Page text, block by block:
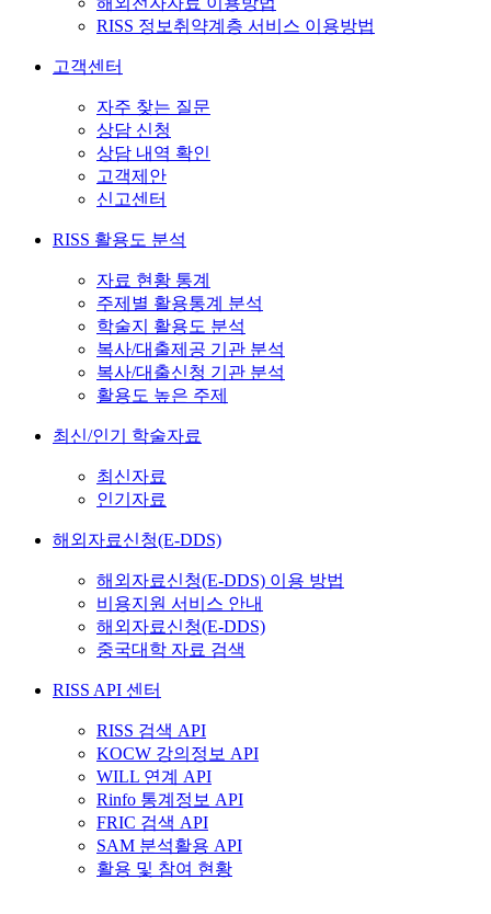
RISS 정보취약계층 서비스 이용방법
고객센터
자주 찾는 질문
상담 신청
상담 내역 확인
고객제안
신고센터
RISS 활용도 분석
자료 현황 통계
주제별 활용통계 분석
학술지 활용도 분석
복사/대출제공 기관 분석
복사/대출신청 기관 분석
활용도 높은 주제
최신/인기 학술자료
최신자료
인기자료
해외자료신청(E-DDS)
해외자료신청(E-DDS) 이용 방법
비용지원 서비스 안내
해외자료신청(E-DDS)
중국대학 자료 검색
RISS API 센터
RISS 검색 API
KOCW 강의정보 API
WILL 연계 API
Rinfo 통계정보 API
FRIC 검색 API
SAM 분석활용 API
활용 및 참여 현황